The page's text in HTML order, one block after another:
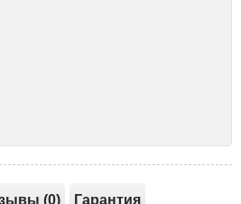
(0) Гарантия